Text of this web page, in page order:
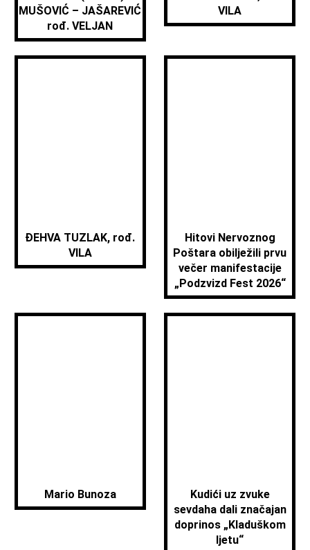
MUŠOVIĆ – JAŠAREVIĆ
rođ. VELJAN
VILA
ĐEHVA TUZLAK, rođ.
VILA
Hitovi Nervoznog
Poštara obilježili prvu
večer manifestacije
„Podzvizd Fest 2026“
Mario Bunoza
Kudići uz zvuke
sevdaha dali značajan
doprinos „Kladuškom
ljetu“